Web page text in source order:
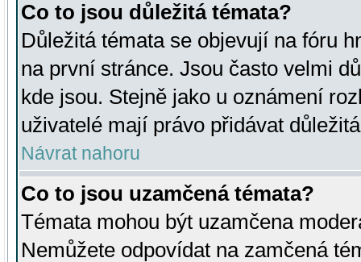
Co to jsou důležitá témata?
Důležitá témata se objevují na fóru
na první stránce. Jsou často velmi
kde jsou. Stejně jako u oznámení
uživatelé mají právo přidávat
Návrat nahoru
Co to jsou uzamčená témata?
Témata mohou být uzamčena
Nemůžete odpovídat na zamčená